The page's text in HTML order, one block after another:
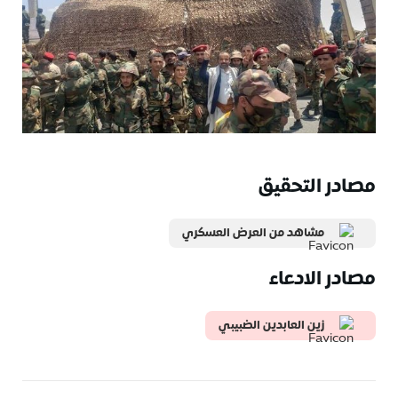
مصادر التحقيق
مشاهد من العرض العسكري
مصادر الادعاء
زين العابدين الضبيبي